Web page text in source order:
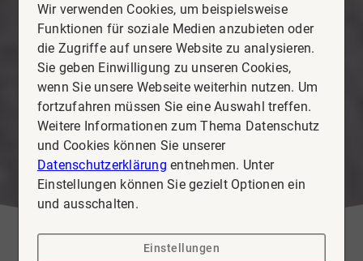
Wir verwenden Cookies, um beispielsweise
Funktionen für soziale Medien anzubieten oder
die Zugriffe auf unsere Website zu analysieren.
Sie geben Einwilligung zu unseren Cookies,
wenn Sie unsere Webseite weiterhin nutzen. Um
fortzufahren müssen Sie eine Auswahl treffen.
Weitere Informationen zum Thema Datenschutz
und Cookies können Sie unserer
Datenschutzerklärung entnehmen. Unter
Einstellungen können Sie gezielt Optionen ein
und ausschalten.
Einstellungen